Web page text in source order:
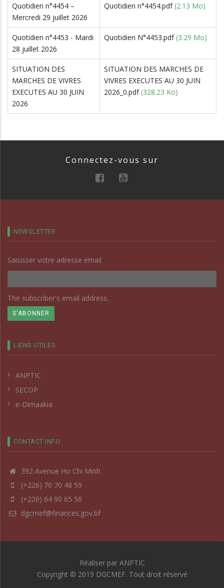
Quotidien n°4454 –
Mercredi 29 juillet 2026
Quotidien n°4454.pdf (2.13 Mo)
Quotidien n°4453 - Mardi
28 juillet 2026
Quotidien N°4453.pdf (3.29 Mo)
SITUATION DES
MARCHES DE VIVRES
EXECUTES AU 30 JUIN
2026
SITUATION DES MARCHES DE
VIVRES EXECUTES AU 30 JUIN
2026_0.pdf (328.23 Ko)
Connectez-vous sur
NEWSLETTER
Saisisser votre adresse email
The subscriber's email address.
LIENS UTILES
ANPTIC
SECOP
e-Dimaakia
CONTACT INFO
392 Avenue Ho Chi Minh
(+226) 70 70 48 59
(+226) 64 90 65 56
dgcmef@finances.gov.bf
Réaliser par ANPTIC
Copyright © 2019 DGCMEF. Tout droit réservé